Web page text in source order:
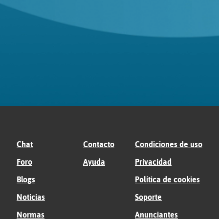
Chat
Foro
Blogs
Noticias
Normas
Contacto
Ayuda
Condiciones de uso
Privacidad
Política de cookies
Soporte
Anunciantes